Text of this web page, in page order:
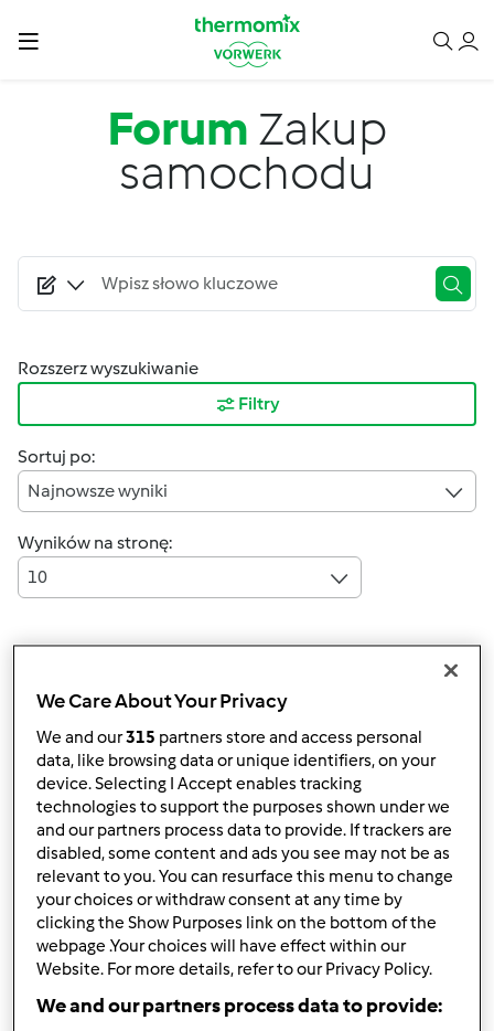
Forum Zakup
samochodu
Rozszerz wyszukiwanie
Filtry
Sortuj po:
Najnowsze wyniki
Wyników na stronę:
10
kaabir01 Dołączył : 19.10.2023
czw., 11/09/2023 - 13:05
So what you do not have a partner or so what if you are
fed up of your partner as life always stores the next
want some change in it then going for salacious South Ex
We Care About Your Privacy
We and our315 partners store and access personal
data, like browsing data or unique identifiers, on your
device. Selecting I Accept enables tracking
technologies to support the purposes shown under we
and our partners process data to provide. If trackers are
disabled, some content and ads you see may not be as
relevant to you. You can resurface this menu to change
your choices or withdraw consent at any time by
clicking the Show Purposes link on the bottom of the
webpage .Your choices will have effect within our
Website. For more details, refer to our Privacy Policy.
We and our partners process data to provide: